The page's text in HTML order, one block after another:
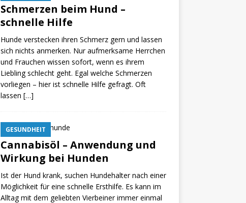
Schmerzen beim Hund –
schnelle Hilfe
Hunde verstecken ihren Schmerz gern und lassen
sich nichts anmerken. Nur aufmerksame Herrchen
und Frauchen wissen sofort, wenn es ihrem
Liebling schlecht geht. Egal welche Schmerzen
vorliegen – hier ist schnelle Hilfe gefragt. Oft
lassen […]
GESUNDHEIT
Cannabisöl – Anwendung und
Wirkung bei Hunden
Ist der Hund krank, suchen Hundehalter nach einer
Möglichkeit für eine schnelle Ersthilfe. Es kann im
Alltag mit dem geliebten Vierbeiner immer einmal